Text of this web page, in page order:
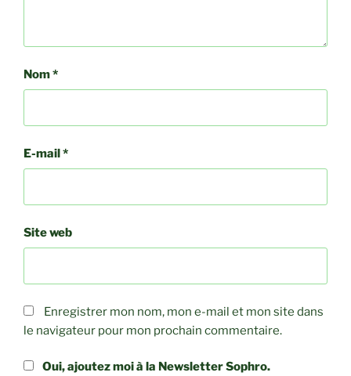
Nom*
E-mail*
Site web
Enregistrer mon nom, mon e-mail et mon site dans
le navigateur pour mon prochain commentaire.
Oui, ajoutez moi à la Newsletter Sophro.